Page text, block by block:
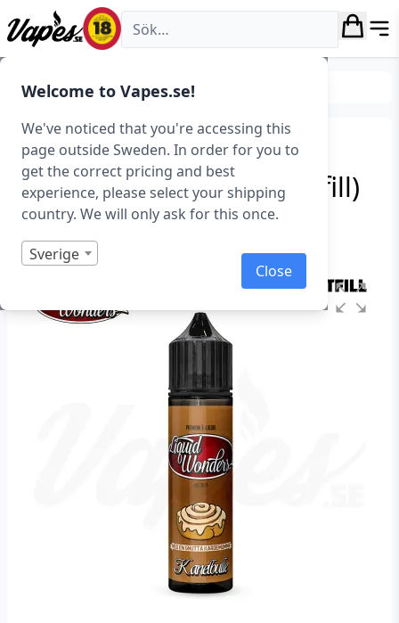
Welcome to Vapes.se!
We've noticed that you're accessing this
page outside Sweden. In order for you to
get the correct pricing and best
experience, please select your shipping
country. We will only ask for this once.
Sverige
Close
Vapes.se
E-juice Smaker Bakverk & Desserter
Liquid Wonders –
Kanelbulle (50 ml, Shortfill)
Art.nr: 39164
I lager